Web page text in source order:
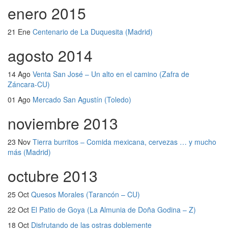
enero 2015
21 Ene Centenario de La Duquesita (Madrid)
agosto 2014
14 Ago Venta San José – Un alto en el camino (Zafra de
Záncara-CU)
01 Ago Mercado San Agustín (Toledo)
noviembre 2013
23 Nov Tierra burritos – Comida mexicana, cervezas … y mucho
más (Madrid)
octubre 2013
25 Oct Quesos Morales (Tarancón – CU)
22 Oct El Patio de Goya (La Almunia de Doña Godina – Z)
18 Oct Disfrutando de las ostras doblemente